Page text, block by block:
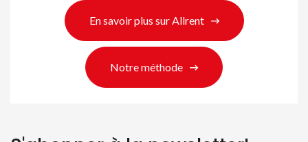
En savoir plus sur Allrent
Notre méthode